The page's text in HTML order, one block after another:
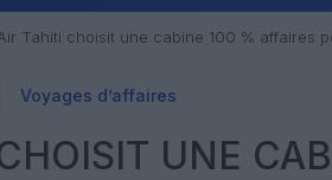
Tahiti choisit une cabine 100 % affaires
Voyages d’affaires
UNE